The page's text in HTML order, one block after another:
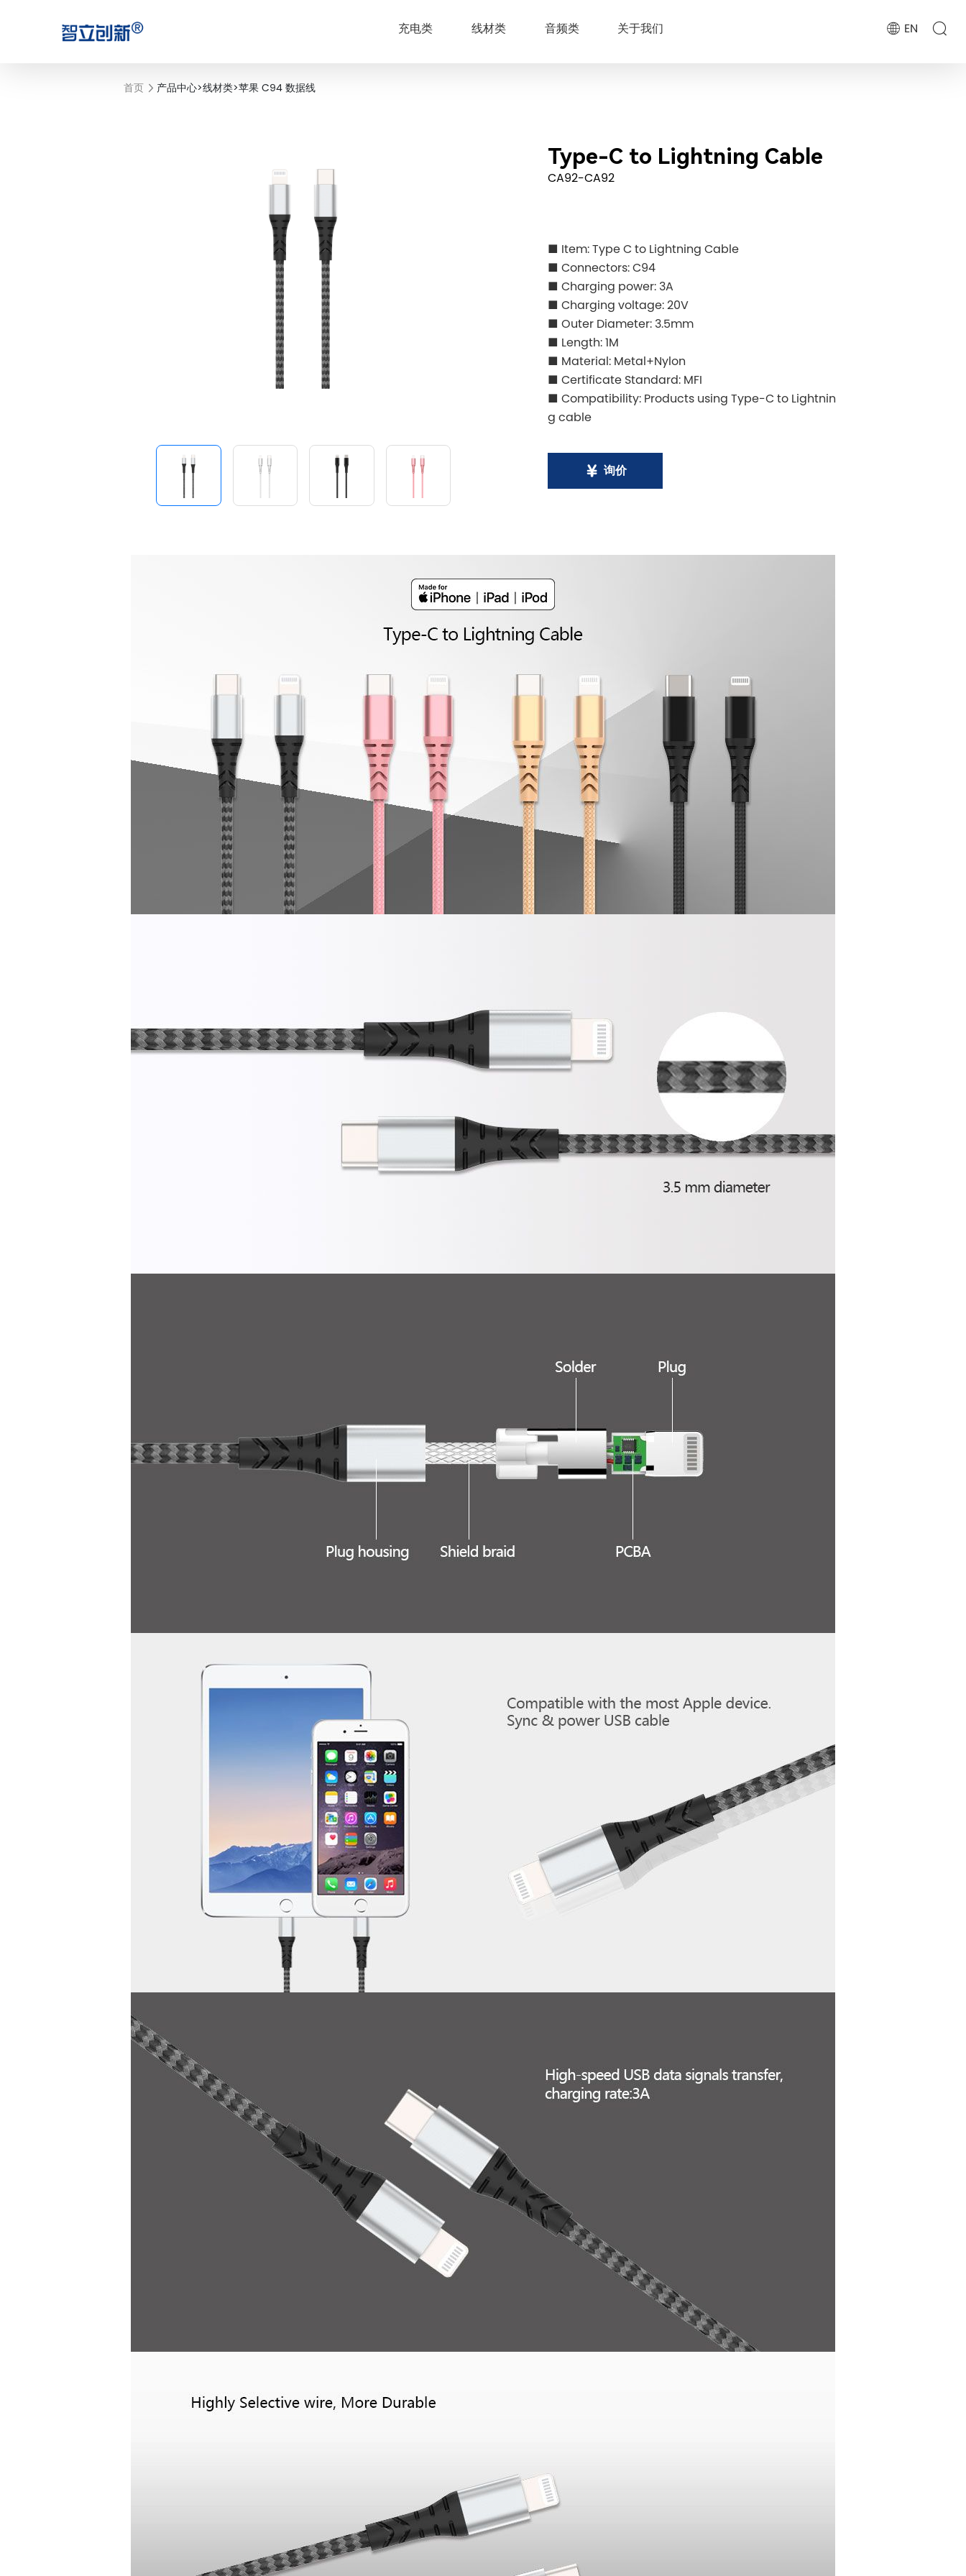
充电类 线材类 音频类 关于我们 EN
首页 产品中心>线材类>苹果 C94 数据线
Type-C to Lightning Cable
CA92-CA92
■ Item: Type C to Lightning Cable
■ Connectors: C94
■ Charging power: 3A
■ Charging voltage: 20V
■ Outer Diameter: 3.5mm
■ Length: 1M
■ Material: Metal+Nylon
■ Certificate Standard: MFI
■ Compatibility: Products using Type-C to Lightnin
g cable
询价